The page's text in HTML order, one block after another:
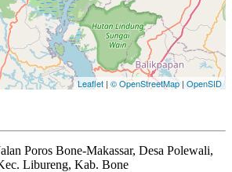
Leaflet | © OpenStreetMap | OpenSID
Poros Bone-Makassar, Desa Polewali,
Libureng, Kab. Bone